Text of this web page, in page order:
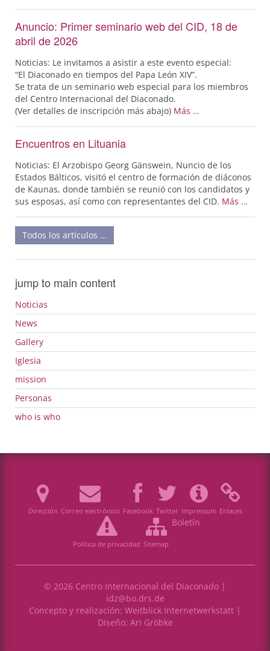
Anuncio: Primer seminario web del CID, 18 de
abril de 2026
Noticias: Le invitamos a asistir a este evento especial:
“El Diaconado en tiempos del Papa León XIV”.
Se trata de un seminario web especial para los miembros
del Centro Internacional del Diaconado.
(Ver detalles de inscripción más abajo) Más …
Encuentros en Lituania
Noticias: El Arzobispo Georg Gänswein, Nuncio de los
Estados Bálticos, visitó el centro de formación de diáconos
de Kaunas, donde también se reunió con los candidatos y
sus esposas, así como con representantes del CID. Más …
Todos los artículos …
jump to main content
Noticias
News
Gallery
Iglesia
mission
Personas
who is who
Dirección Correo electrónico Facebook Twitter Impressum Enlaces
Política de privacidad Sitemap
Boletín
© 2026 Centro Internacional del Diaconado |
idz@bo.drs.de
Concepto y realización: Weitblick Internetwerkstatt |
Diseño: Ari Gröbke